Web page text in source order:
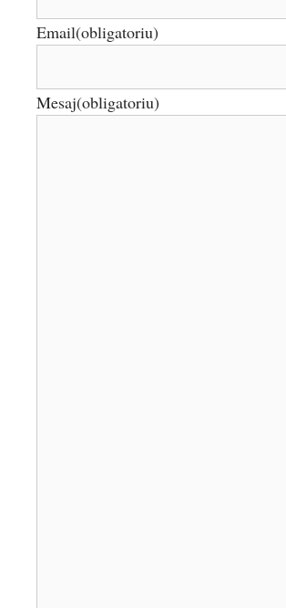
Email(obligatoriu)
Mesaj(obligatoriu)